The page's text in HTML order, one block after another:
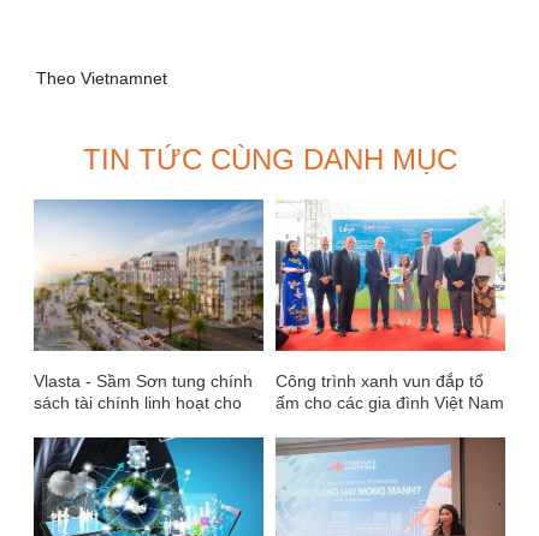
Theo Vietnamnet
TIN TỨC CÙNG DANH MỤC
Vlasta - Sầm Sơn tung chính
sách tài chính linh hoạt cho
hấp dẫn
Công trình xanh vun đắp tổ
ấm cho các gia đình Việt Nam